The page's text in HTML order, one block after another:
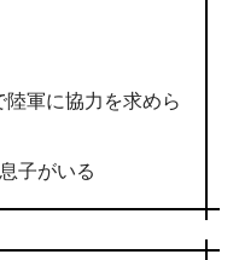
陸軍に協力を求めら
子がいる